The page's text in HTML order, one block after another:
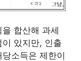
합산해 과세
있지만, 인출
소득은 제한이